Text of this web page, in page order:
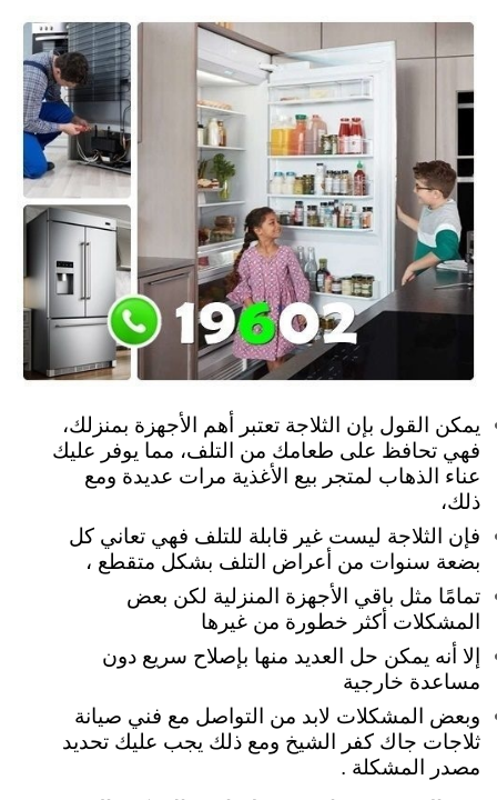
يمكن القول بإن الثلاجة تعتبر أهم الأجهزة بمنزلك،
فهي تحافظ على طعامك من التلف، مما يوفر عليك
عناء الذهاب لمتجر بيع الأغذية مرات عديدة ومع
ذلك،
فإن الثلاجة ليست غير قابلة للتلف فهي تعاني كل
بضعة سنوات من أعراض التلف بشكل متقطع ،
تمامًا مثل باقي الأجهزة المنزلية لكن بعض
المشكلات أكثر خطورة من غيرها
إلا أنه يمكن حل العديد منها بإصلاح سريع دون
مساعدة خارجية
وبعض المشكلات لابد من التواصل مع فني صيانة
ثلاجات جاك كفر الشيخ ومع ذلك يجب عليك تحديد
مصدر المشكلة .